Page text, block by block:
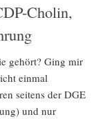
Cholin,
gehört? Ging mir
einmal
seitens der DGE
und nur